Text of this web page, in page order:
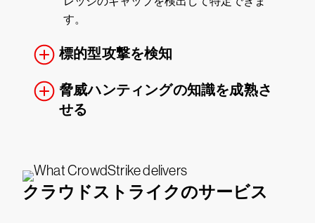
す。
標的型攻撃を検知
脅威ハンティングの知識を成熟さ
せる
クラウドストライクのサービス